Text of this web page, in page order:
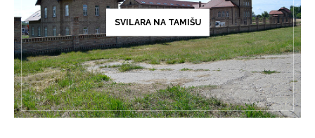
SVILARA NA TAMIŠU